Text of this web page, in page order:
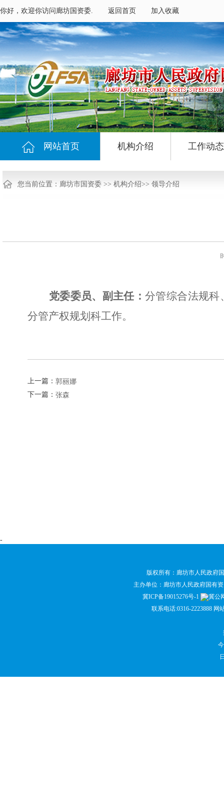
你好，欢迎你访问廊坊国资委. 返回首页 加入收藏
网站首页 机构介绍 工作动态
您当前位置： 廊坊市国资委 >> 机构介绍>> 领导介绍
党委委员、副主任：分管综合法规科
分管产权规划科工作。
上一篇： 郭丽娜
下一篇： 张森
-
版权所有：廊坊市人民政府
主办单位：廊坊市人民政府国有
冀ICP备19015276号-1
冀公
联系电话:0316-2223888 网